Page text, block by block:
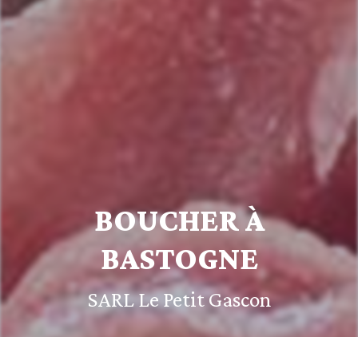
BOUCHER À
BASTOGNE
SARL Le Petit Gascon